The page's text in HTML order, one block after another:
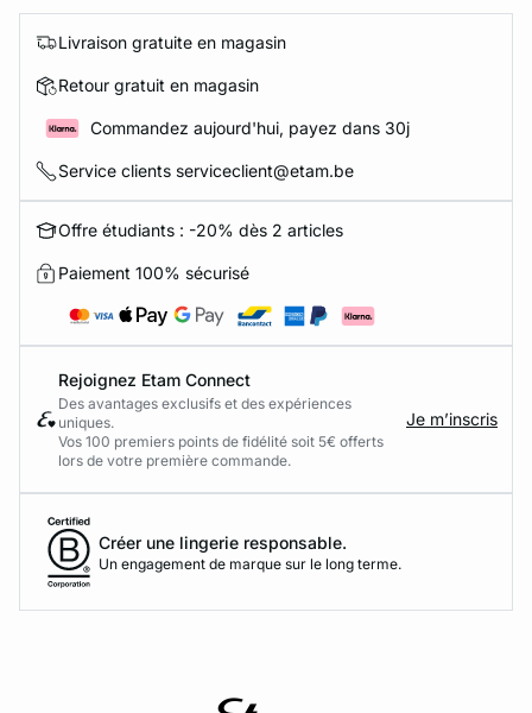
Livraison gratuite en magasin
Retour gratuit en magasin
Commandez aujourd'hui, payez dans 30j
Service clients serviceclient@etam.be
Offre étudiants : -20% dès 2 articles
Paiement 100% sécurisé
Rejoignez Etam Connect
Des avantages exclusifs et des expériences
uniques.
Vos 100 premiers points de fidélité soit 5€ offerts
lors de votre première commande.​
Je m’inscris
Créer une lingerie responsable.
Un engagement de marque sur le long terme.